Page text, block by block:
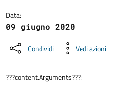
Data:
09 giugno 2020
Condividi Vedi azioni
???content.Arguments???: